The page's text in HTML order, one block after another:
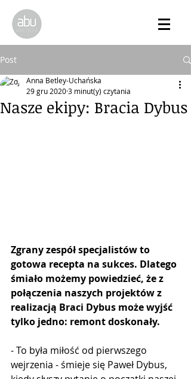
Post
Nasze ekipy: Bracia Dybus
Anna Betley-Uchańska
29 gru 20203 minut(y) czytania
Zgrany zespół specjalistów to
gotowa recepta na sukces. Dlatego
śmiało możemy powiedzieć, że z
połączenia naszych projektów z
realizacją Braci Dybus może wyjść
tylko jedno: remont doskonały.
- To była miłość od pierwszego
wejrzenia - śmieje się Paweł Dybus,